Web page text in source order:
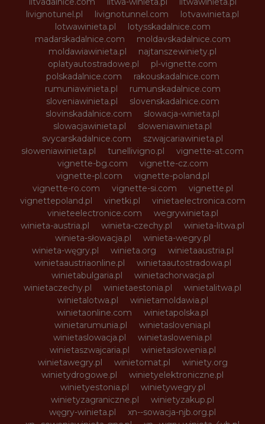
livignotunel.pl
livignotunnel.com
lotvawinieta.pl
lotwawinieta.pl
lotysskadalnice.com
madarskadalnice.com
moldavskadalnice.com
moldawiawinieta.pl
najtanszewiniety.pl
oplatyautostradowe.pl
pl-vignette.com
polskadalnice.com
rakouskadalnice.com
rumuniawinieta.pl
rumunskadalnice.com
sloveniawinieta.pl
slovenskadalnice.com
slovinskadalnice.com
slowacja-winieta.pl
slowacjawinieta.pl
sloweniawinieta.pl
svycarskadalnice.com
szwajcariawinieta.pl
słoweniawinieta.pl
tunellivigno.pl
vignette-at.com
vignette-bg.com
vignette-cz.com
vignette-pl.com
vignette-poland.pl
vignette-ro.com
vignette-si.com
vignette.pl
vignettepoland.pl
vinetki.pl
vinietaelectronica.com
vinieteelectronice.com
wegrywinieta.pl
winieta-austria.pl
winieta-czechy.pl
winieta-litwa.pl
winieta-słowacja.pl
winieta-wegry.pl
winieta-węgry.pl
winieta.org
winietaaustria.pl
winietaaustriaonline.pl
winietaautostradowa.pl
winietabulgaria.pl
winietachorwacja.pl
winietaczechy.pl
winietaestonia.pl
winietalitwa.pl
winietalotwa.pl
winietamoldawia.pl
winietaonline.com
winietapolska.pl
winietarumunia.pl
winietaslovenia.pl
winietaslowacja.pl
winietaslowenia.pl
winietaszwajcaria.pl
winietasłowenia.pl
winietawegry.pl
winietomat.pl
winiety.org
winietydrogowe.pl
winietyelektroniczne.pl
winietyestonia.pl
winietywegry.pl
winietyzagraniczne.pl
winietyzakup.pl
węgry-winieta.pl
xn--sowacja-njb.org.pl